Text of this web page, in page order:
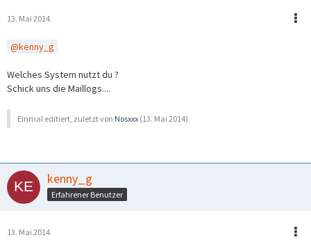
13. Mai 2014
kenny_g
Welches System nutzt du ?
Schick uns die Maillogs....
Einmal editiert, zuletzt von Nosxxx (13. Mai 2014)
kenny_g
Erfahrener Benutzer
13. Mai 2014